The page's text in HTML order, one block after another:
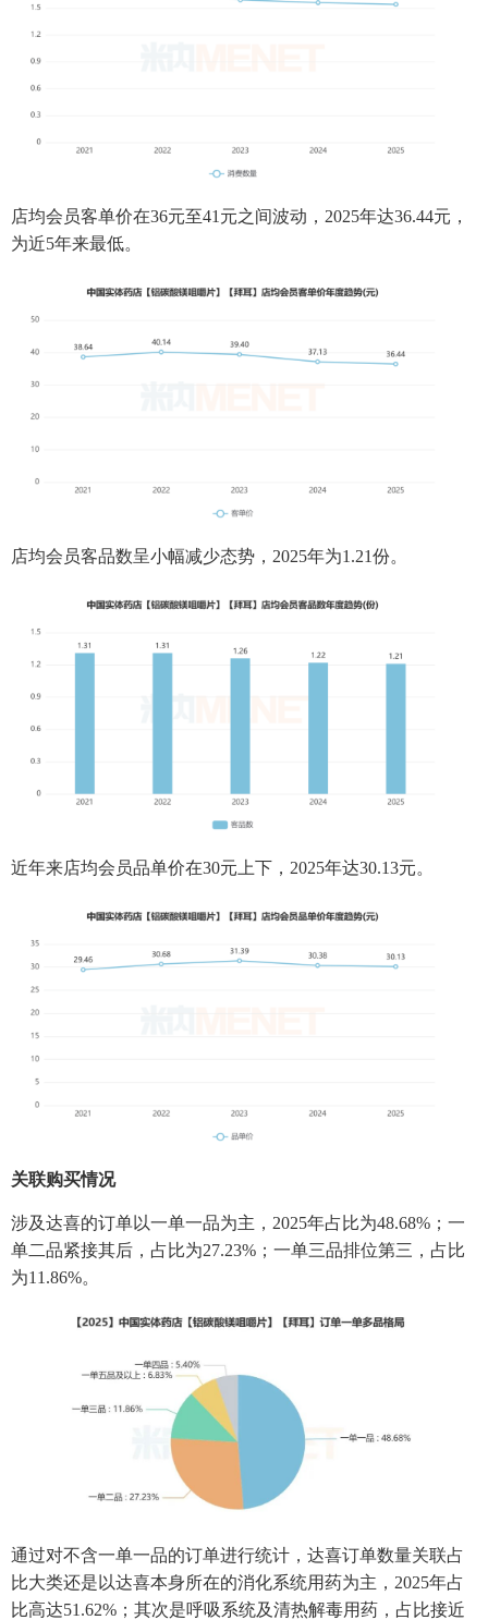
店均会员客单价在36元至41元之间波动，2025年达36.44元，
为近5年来最低。
店均会员客品数呈小幅减少态势，2025年为1.21份。
近年来店均会员品单价在30元上下，2025年达30.13元。
关联购买情况
涉及达喜的订单以一单一品为主，2025年占比为48.68%；一
单二品紧接其后，占比为27.23%；一单三品排位第三，占比
为11.86%。
通过对不含一单一品的订单进行统计，达喜订单数量关联占
比大类还是以达喜本身所在的消化系统用药为主，2025年占
比高达51.62%；其次是呼吸系统及清热解毒用药，占比接近